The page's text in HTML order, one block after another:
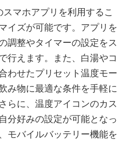
マホアプリを利用するこ
イズが可能です。アプリを
調整やタイマーの設定をス
行えます。また、白湯やコ
わせたプリセット温度モー
み物に最適な条件を手軽に
らに、温度アイコンのカス
分好みの設定が可能となっ
モバイルバッテリー機能を